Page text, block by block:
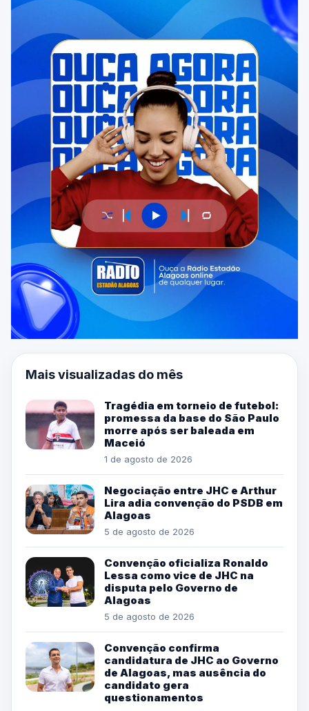
Mais visualizadas do mês
Tragédia em torneio de futebol:
promessa da base do São Paulo
morre após ser baleada em
Maceió
1 de agosto de 2026
Negociação entre JHC e Arthur
Lira adia convenção do PSDB em
Alagoas
5 de agosto de 2026
Convenção oficializa Ronaldo
Lessa como vice de JHC na
disputa pelo Governo de
Alagoas
5 de agosto de 2026
Convenção confirma
candidatura de JHC ao Governo
de Alagoas, mas ausência do
candidato gera
questionamentos